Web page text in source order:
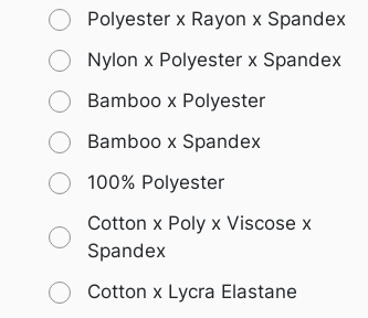
Polyester x Rayon x Spandex
Nylon x Polyester x Spandex
Bamboo x Polyester
Bamboo x Spandex
100% Polyester
Cotton x Poly x Viscose x
Spandex
Cotton x Lycra Elastane